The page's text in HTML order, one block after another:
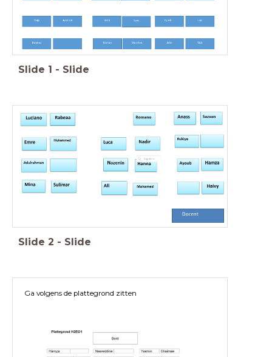
Slide 1 - Slide
Slide 2 - Slide
Ga volgens de plattegrond zitten